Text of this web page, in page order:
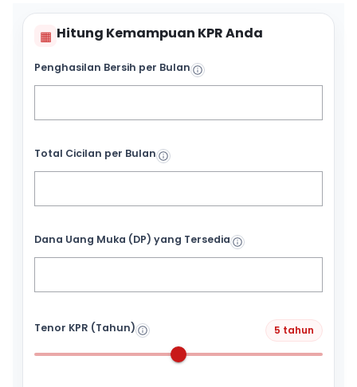
▦ Hitung Kemampuan KPR Anda
Penghasilan Bersih per Bulan
Total Cicilan per Bulan
Dana Uang Muka (DP) yang Tersedia
Tenor KPR (Tahun) 5 tahun